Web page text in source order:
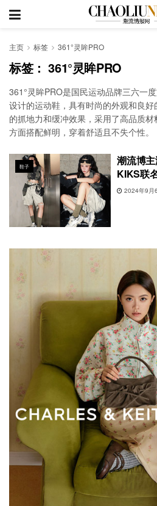
主页 标签 361°灵眸PRO
标签：361°灵眸PRO
‌361°灵眸PRO是国民运动品牌三六一
设计的运动鞋，具有时尚的外观和良
的抓地力和缓冲效果，采用了高品质
方面搭配鲜明，穿着舒适且不失个性‌。
鞋子
潮流博
KIKS联
2024年9月